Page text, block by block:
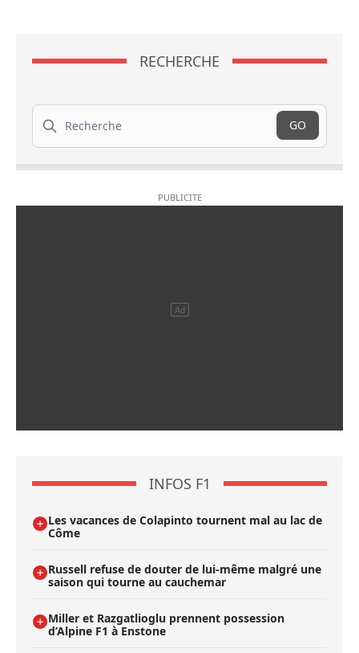
RECHERCHE
Recherche
GO
INFOS F1
Les vacances de Colapinto tournent mal au lac de
Côme
Russell refuse de douter de lui-même malgré une
saison qui tourne au cauchemar
Miller et Razgatlioglu prennent possession
d’Alpine F1 à Enstone